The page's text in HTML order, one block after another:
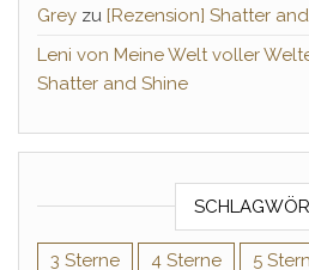
Grey zu [Rezension] Shatter
Leni von Meine Welt voller
Shatter and Shine
3 Sterne 4 Sterne 5